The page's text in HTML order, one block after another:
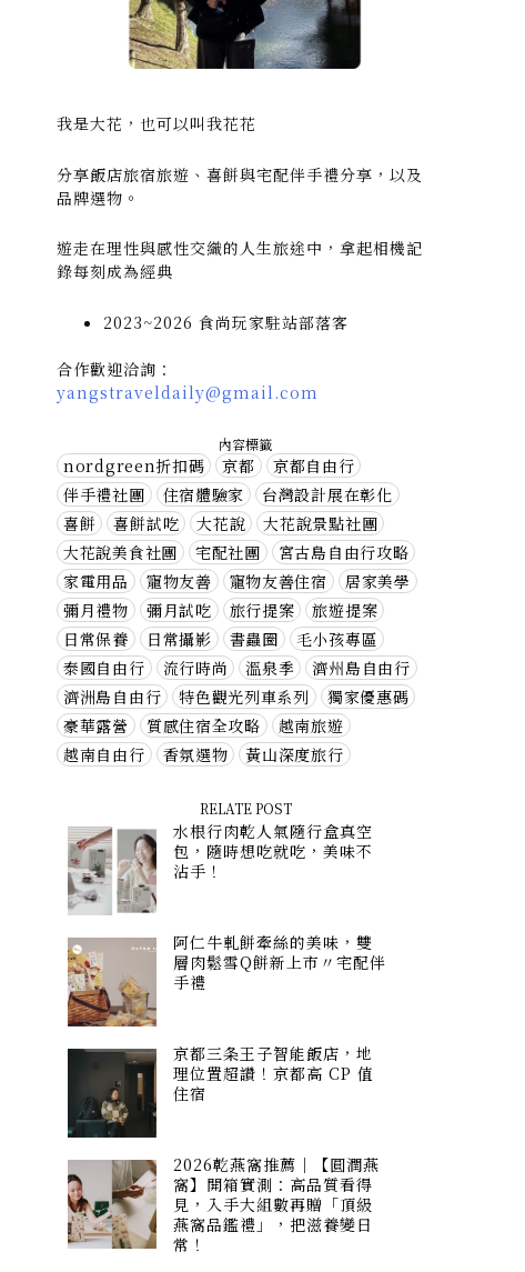
我是大花，也可以叫我花花
分享飯店旅宿旅遊、喜餅與宅配伴手禮分享，以及
品牌選物。
遊走在理性與感性交織的人生旅途中，拿起相機記
錄每刻成為經典
2023~2026 食尚玩家駐站部落客
合作歡迎洽詢：
yangstraveldaily@gmail.com
內容標籤
nordgreen折扣碼 京都
京都自由行
伴手禮社團
住宿體驗家
台灣設計展在彰化
喜餅
喜餅試吃 大花說
大花說景點社團
大花說美食社團
宅配社團
宮古島自由行攻略
家電用品
寵物友善 寵物友善住宿
居家美學
彌月禮物
彌月試吃 旅行提案
旅遊提案
日常保養
日常攝影 書蟲圈
毛小孩專區
泰國自由行
流行時尚 溫泉季
濟州島自由行
濟洲島自由行
特色觀光列車系列
獨家優惠碼
豪華露營
質感住宿全攻略
越南旅遊
越南自由行
香氛選物 黃山深度旅行
RELATE POST
水根行肉乾人氣隨行盒真空
包，隨時想吃就吃，美味不
沾手！
阿仁牛軋餅牽絲的美味，雙
層肉鬆雪Q餅新上市〃宅配伴
手禮
京都三条王子智能飯店，地
理位置超讚！京都高 CP 值
住宿
2026乾燕窩推薦｜【圓潤燕
窩】開箱實測：高品質看得
見，入手大組數再贈「頂級
燕窩品鑑禮」，把滋養變日
常！